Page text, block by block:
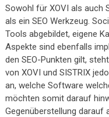
Sowohl für XOVI als auch
als ein SEO Werkzeug.
Tools abgebildet, eigene
Aspekte sind ebenfalls
den SEO-Punkten gilt,
von XOVI und SISTRIX
an, welche Software
möchten somit darauf
Gegenüberstellung darauf